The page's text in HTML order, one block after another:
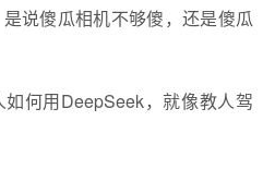
说傻瓜相机不够傻，还是傻瓜
何用DeepSeek，就像教人驾